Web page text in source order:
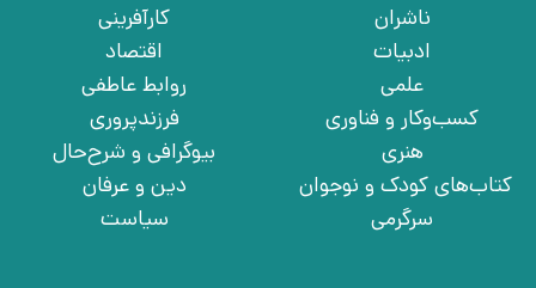
ناشران
ادبیات
علمی
کسب‌وکار و فناوری
هنری
کتاب‌های کودک و نوجوان
سرگرمی
کارآفرینی
اقتصاد
روابط عاطفی
فرزندپروری
بیوگرافی و شرح‌حال
دین و عرفان
سیاست